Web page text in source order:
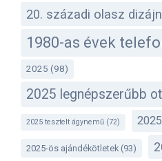
20. századi olasz dizájn
1980-as évek
2025 (98)
2025 legnépszerűbb
2025 tesztelt ágynemű (72)
2025-ös ajándékötletek (93)